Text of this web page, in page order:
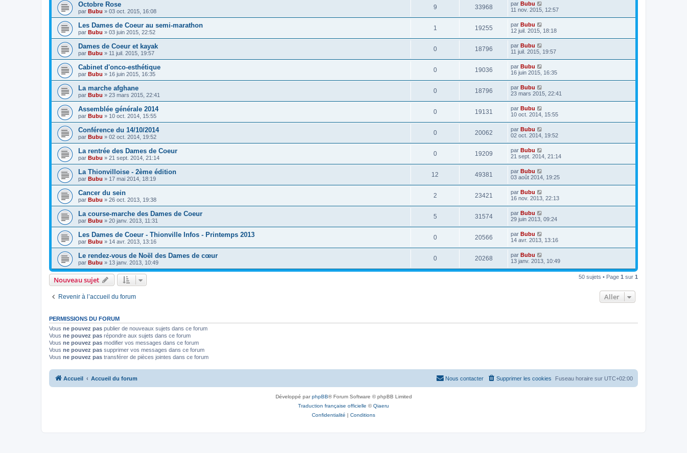
Octobre Rose
par Bubu » 03 oct. 2015, 16:08
9 33968 par Bubu
11 nov. 2015, 12:57
Les Dames de Coeur au semi-marathon
par Bubu » 03 juin 2015, 22:52
1 19255 par Bubu
12 juil. 2015, 18:18
Dames de Coeur et kayak
par Bubu » 11 juil. 2015, 19:57
0 18796 par Bubu
11 juil. 2015, 19:57
Cabinet d'onco-esthétique
par Bubu » 16 juin 2015, 16:35
0 19036 par Bubu
16 juin 2015, 16:35
La marche afghane
par Bubu » 23 mars 2015, 22:41
0 18796 par Bubu
23 mars 2015, 22:41
Assemblée générale 2014
par Bubu » 10 oct. 2014, 15:55
0 19131 par Bubu
10 oct. 2014, 15:55
Conférence du 14/10/2014
par Bubu » 02 oct. 2014, 19:52
0 20062 par Bubu
02 oct. 2014, 19:52
La rentrée des Dames de Coeur
par Bubu » 21 sept. 2014, 21:14
0 19209 par Bubu
21 sept. 2014, 21:14
La Thionvilloise - 2ème édition
par Bubu » 17 mai 2014, 18:19
12 49381 par Bubu
03 août 2014, 19:25
Cancer du sein
par Bubu » 26 oct. 2013, 19:38
2 23421 par Bubu
16 nov. 2013, 22:13
La course-marche des Dames de Coeur
par Bubu » 20 janv. 2013, 11:31
5 31574 par Bubu
29 juin 2013, 09:24
Les Dames de Coeur - Thionville Infos - Printemps 2013
par Bubu » 14 avr. 2013, 13:16
0 20566 par Bubu
14 avr. 2013, 13:16
Le rendez-vous de Noël des Dames de cœur
par Bubu » 13 janv. 2013, 10:49
0 20268 par Bubu
13 janv. 2013, 10:49
Nouveau sujet 50 sujets • Page 1 sur 1
Revenir à l’accueil du forum Aller
PERMISSIONS DU FORUM
Vous ne pouvez pas publier de nouveaux sujets dans ce forum
Vous ne pouvez pas répondre aux sujets dans ce forum
Vous ne pouvez pas modifier vos messages dans ce forum
Vous ne pouvez pas supprimer vos messages dans ce forum
Vous ne pouvez pas transférer de pièces jointes dans ce forum
Accueil Accueil du forum Fuseau horaire sur UTC+02:00
Supprimer les cookies
Nous contacter
Développé parphpBB® Forum Software © phpBB Limited
Traduction française officielle ©Qiaeru
Confidentialité | Conditions